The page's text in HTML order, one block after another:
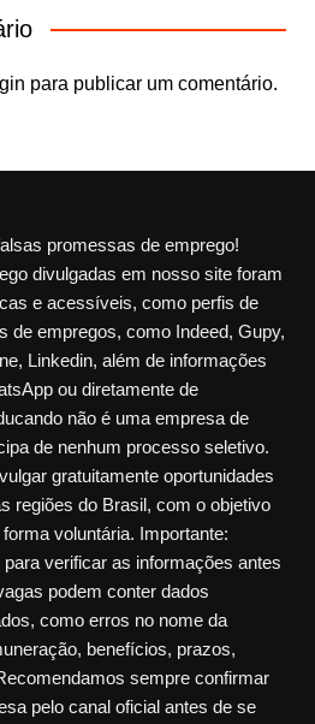
para publicar um comentário.
promessas de emprego!
divulgadas em nosso site foram
e acessíveis, como perfis de
de empregos, como Indeed, Gupy,
Linkedin, além de informações
ou diretamente de
não é uma empresa de
de nenhum processo seletivo.
gratuitamente oportunidades
regiões do Brasil, com o objetivo
voluntária. Importante:
verificar as informações antes
podem conter dados
como erros no nome da
benefícios, prazos,
sempre confirmar
pelo canal oficial antes de se